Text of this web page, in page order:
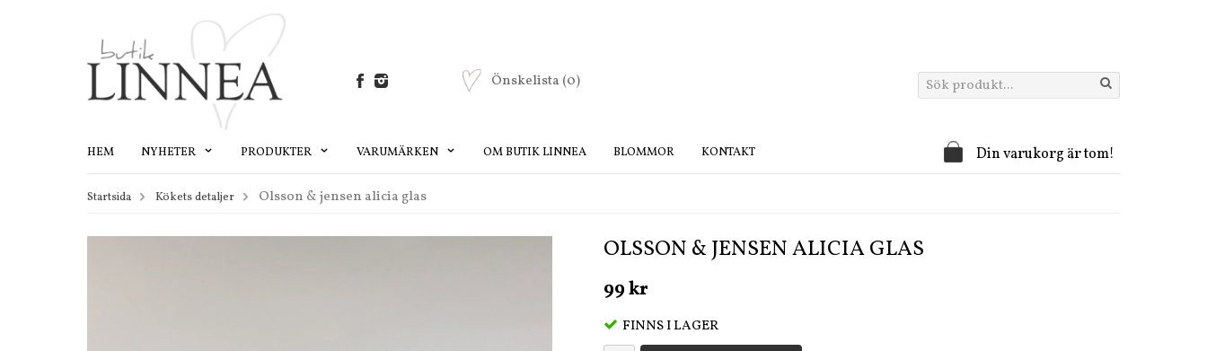
Önskelista (0)
HEM NYHETER PRODUKTER VARUMÄRKEN OM BUTIK LINNEA BLOMMOR KONTAKT Din varukorg är tom!
Startsida Kökets detaljer Olsson & jensen alicia glas
OLSSON & JENSEN ALICIA GLAS
99 kr
FINNS I LAGER